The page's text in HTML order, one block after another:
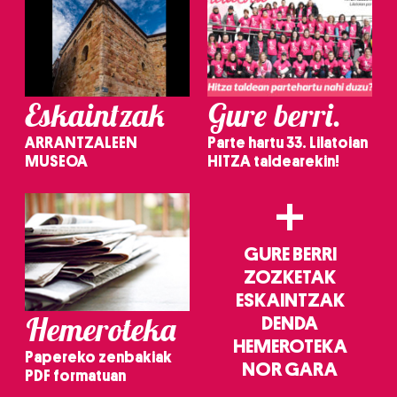
Eskaintzak
ARRANTZALEEN
MUSEOA
Gure berri.
Parte hartu 33. Lilatoian
HITZA taldearekin!
Hemeroteka
Papereko zenbakiak
PDF formatuan
+
GURE BERRI
ZOZKETAK
ESKAINTZAK
DENDA
HEMEROTEKA
NOR GARA